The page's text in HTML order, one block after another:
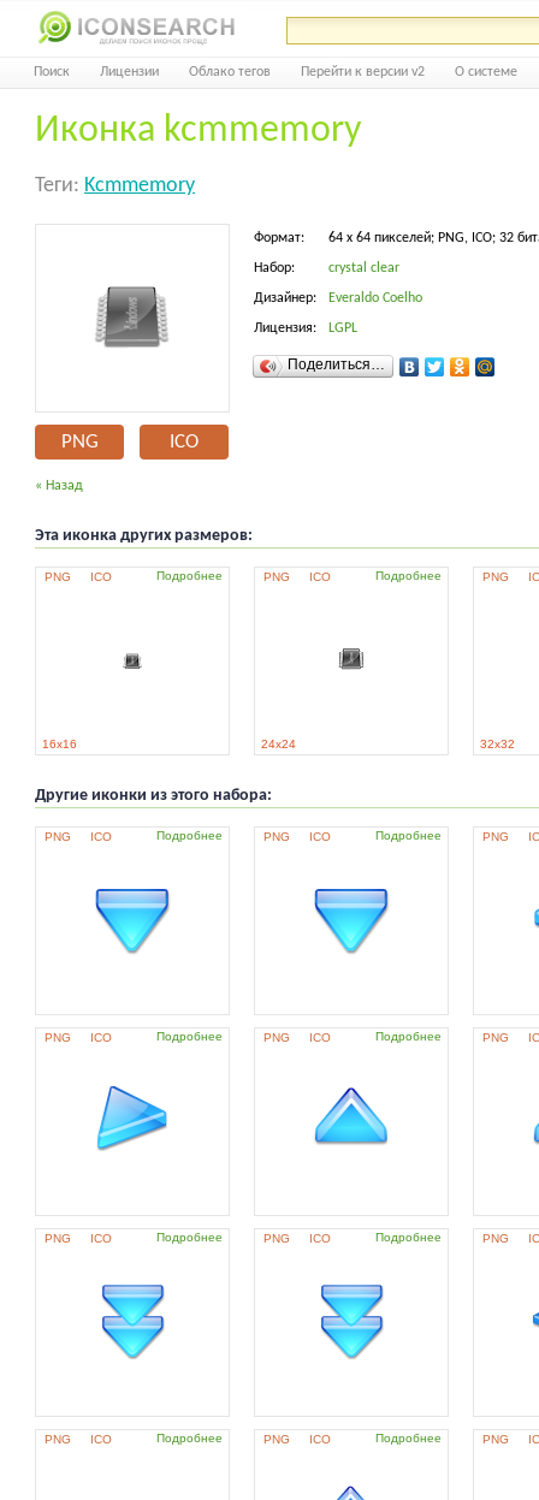
Поиск Лицензии Облако тегов Перейти к версии v2 О системе
Иконка kcmmemory
Теги: Kcmmemory
PNG ICO
Формат: 64 x 64 пикселей; PNG, ICO; 32
Набор: crystal clear
Дизайнер: Everaldo Coelho
Лицензия: LGPL
Поделиться…
« Назад
Эта иконка других размеров:
PNG ICO Подробнее
16x16
PNG ICO Подробнее
24x24
PNG
32x32
Другие иконки из этого набора:
PNG ICO Подробнее PNG ICO Подробнее PNG
PNG ICO Подробнее PNG ICO Подробнее PNG
PNG ICO Подробнее PNG ICO Подробнее PNG
PNG ICO Подробнее PNG ICO Подробнее PNG